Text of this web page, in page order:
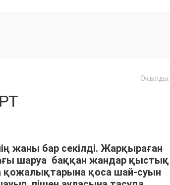
Оқылды:
жаны бар секілді. Жарқыраған
шаруа баққан жандар қыстық
қожалықтарына қоса шай-суын